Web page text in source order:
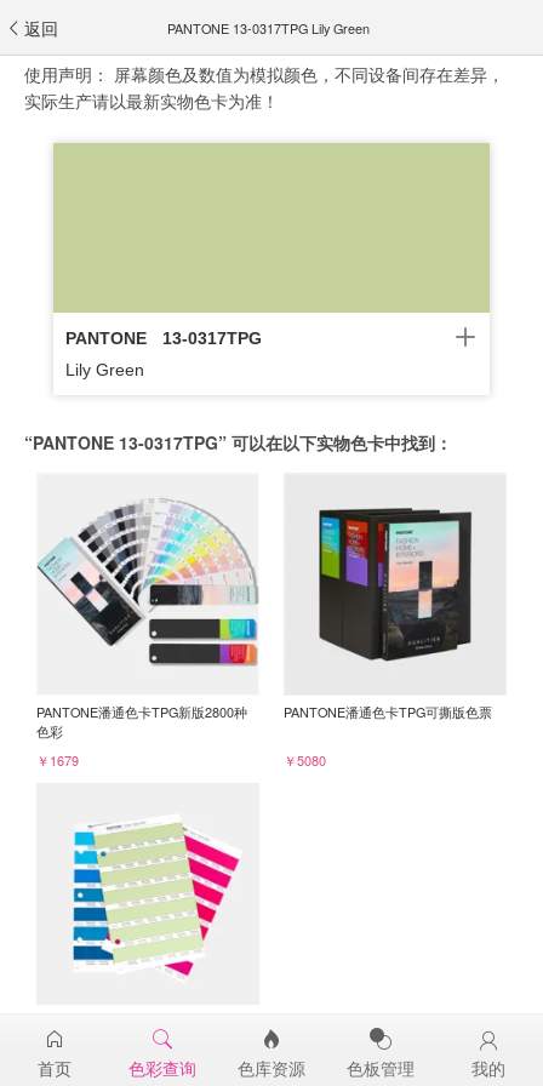
返回 PANTONE 13-0317TPG Lily Green
使用声明： 屏幕颜色及数值为模拟颜色，不同设备间存在差异，
实际生产请以最新实物色卡为准！
PANTONE
13-0317TPG
Lily Green
“PANTONE 13-0317TPG” 可以在以下实物色卡中找到：
PANTONE潘通色卡TPG新版2800种
色彩
￥1679
PANTONE潘通色卡TPG可撕版色票
￥5080
13-0317TPG
￥98
首页 色彩查询 色库资源 色板管理 我的